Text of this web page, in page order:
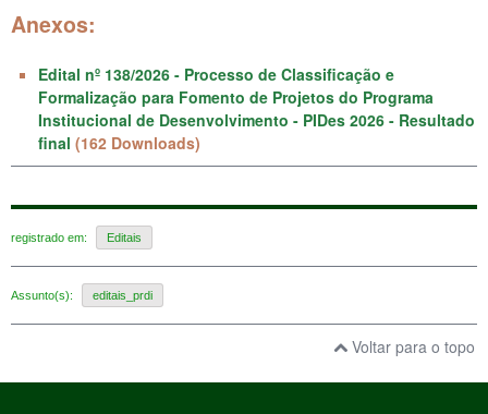
Anexos:
Edital nº 138/2026 - Processo de Classificação e
Formalização para Fomento de Projetos do Programa
Institucional de Desenvolvimento - PIDes 2026 - Resultado
final (162 Downloads)
registrado em: Editais
Assunto(s): editais_prdi
Voltar para o topo